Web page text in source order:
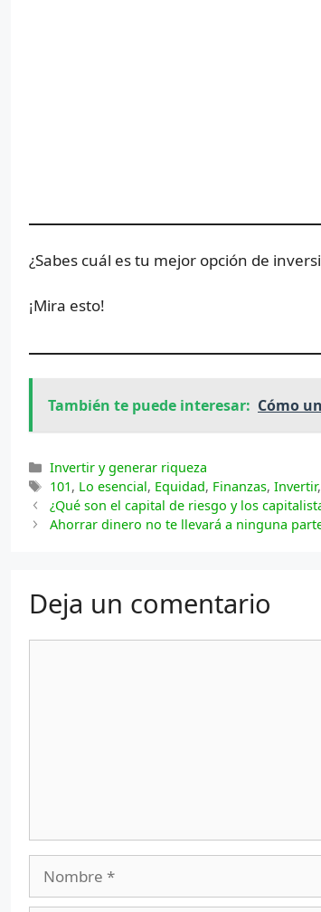
¿Sabes cuál es tu mejor opción de
¡Mira esto!
También te puede interesar: Cómo
Categorías
Invertir y generar riqueza
Etiquetas
101, Lo esencial, Equidad, Finanzas,Invertir
¿Qué son el capital de riesgo y los
Ahorrar dinero no te llevará a ninguna
Deja un comentario